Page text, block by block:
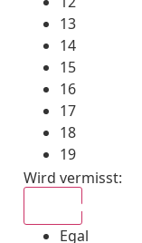
13
14
15
16
17
18
19
Wird vermisst:
Egal